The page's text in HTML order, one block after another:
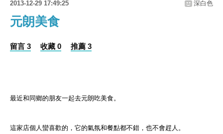
2013-12-29 17:49:25 深白色
元朗美食
留言 3 收藏 0 推薦 3
最近和同鄉的朋友一起去元朗吃美食。
這家店個人蠻喜歡的，它的氣氛和餐點都不錯，也不會趕人。